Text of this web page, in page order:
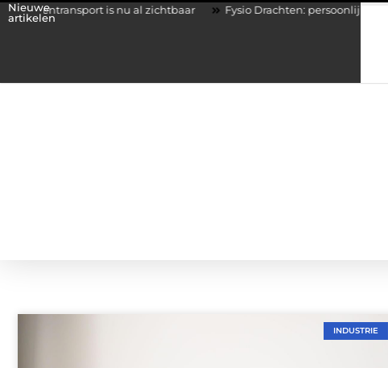
Nieuwe
artikelen
is nu al zichtbaar Fysio Drachten: persoonlijke begeleiding bij
INDUSTRIE